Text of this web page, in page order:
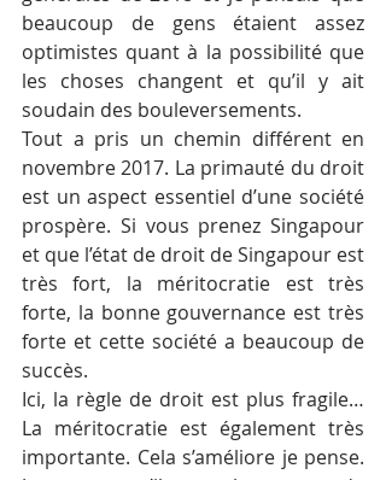
beaucoup de gens étaient assez
optimistes quant à la possibilité que
les choses changent et qu’il y ait
soudain des bouleversements.
Tout a pris un chemin différent en
novembre 2017. La primauté du droit
est un aspect essentiel d’une société
prospère. Si vous prenez Singapour
et que l’état de droit de Singapour est
très fort, la méritocratie est très
forte, la bonne gouvernance est très
forte et cette société a beaucoup de
succès.
Ici, la règle de droit est plus fragile…
La méritocratie est également très
importante. Cela s’améliore je pense.